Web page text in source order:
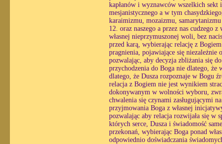
kapłanów i wyznawców wszelkich
mesjanistycznego a w tym
karaimizmu, mozaizmu,
12. oraz naszego a przez nas cudzego
własnej nieprzymuszonej woli, bez
przed karą, wybierając relację z
pragnienia, pojawiające się
pozwalając, aby decyzja zbliżania się
przychodzenia do Boga nie dlatego, że
dlatego, że Dusza rozpoznaje w Bogu
relacja z Bogiem nie jest wynikiem
dokonywanym w wolności wyboru,
chwalenia się czynami zasługującymi
przyjmowania Boga z własnej
pozwalając aby relacja rozwijała się w
których serce, Dusza i świadomość
przekonań, wybierając Boga ponad
odpowiednio doświadczania